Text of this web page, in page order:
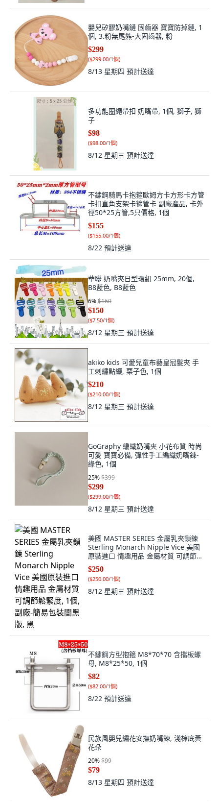
嬰兒矽膠奶嘴鏈 固齒器 寶寶防掉鏈, 1
個, 3.粉無尾熊-大固齒器, 粉
$299
($299.00/1個)
8/13 星期四 預計送達
多功能圈繩帶扣 奶嘴帶, 1個, 獅子, 獅
子
$98
($98.00/1個)
8/12 星期三 預計送達
不鏽鋼騎馬卡抱箍歐姆方卡方形卡方管
卡扣直角支架卡箍管卡 副廠產品, 卡外
徑50*25方管,5只價格, 1個
$155
($155.00/1個)
8/22 預計送達
華聯 奶嘴夾日型環組 25mm, 20個,
B8藍色, B8藍色
6%$160
$150
($7.50/1個)
8/12 星期三 預計送達
akiko kids 可愛兒童布藝皇冠髮夾 手
工刺繡點綴, 栗子色, 1個
$210
($210.00/1個)
8/12 星期三 預計送達
GoGraphy 編織奶嘴夾 小花布質 時尚
可愛 寶寶必備, 彈性手工編織奶嘴鍊-
綠色, 1個
25%$399
$299
($299.00/1個)
8/12 星期三 預計送達
美國 MASTER SERIES 金屬乳夾鎖鍊
Sterling Monarch Nipple Vice 美國
原裝進口 情趣用品 金屬材質 可調節鬆
緊度, 1個, 副廠-簡易包裝闇黑版, 黑
$250
($250.00/1個)
8/12 星期三 預計送達
不鏽鋼方型抱箍 M8*70*70 含擋板螺
母, M8*25*50, 1個
$82
($82.00/1個)
8/22 預計送達
民族風嬰兒繡花安撫奶嘴鍊, 淺棕底黃
花朵
20%$99
$79
8/13 星期四 預計送達